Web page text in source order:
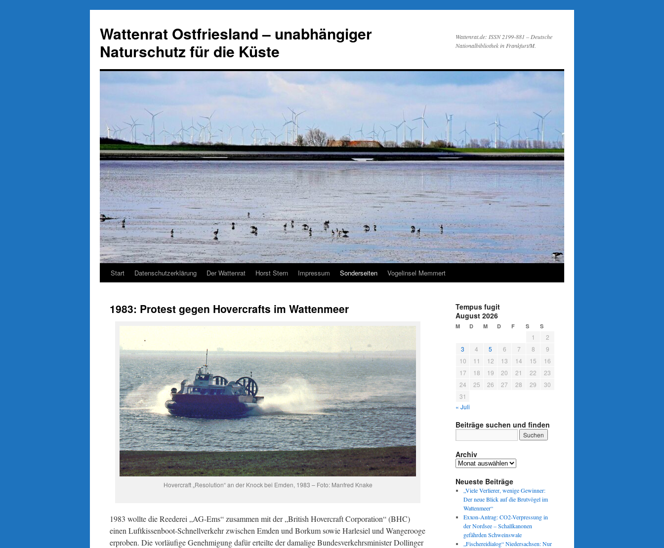
springen
Wattenrat Ostfriesland – unabhängiger
Naturschutz für die Küste
Wattenrat.de: ISSN 2199-881 – Deutsche
Nationalbibliothek in Frankfurt/M.
Start Datenschutzerklärung Der Wattenrat Horst Stern Impressum Sonderseiten Vogelinsel Memmert
1983: Protest gegen Hovercrafts im Wattenmeer
Hovercraft „Resolution“ an der Knock bei Emden, 1983 – Foto: Manfred Knake
1983 wollte die Reederei „AG-Ems“ zusammen mit der „British Hovercraft Corporation“ (BHC)
einen Luftkissenboot-Schnellverkehr zwischen Emden und Borkum sowie Harlesiel und Wangerooge
erproben. Die vorläufige Genehmigung dafür erteilte der damalige Bundesverkehrsminister Dollinger
Tempus fugit
August 2026
M D M D F S S
1
2
3
4 5 6 7 8
9
10
11 12 13 14 15
16
17
18 19 20 21 22
23
24
25 26 27 28 29
30
31
« Juli
Beiträge suchen und finden
Archiv
Archiv
Neueste Beiträge
„Viele Verlierer, wenige Gewinner:
Der neue Blick auf die Brutvögel im
Wattenmeer“
Exxon-Antrag: CO2-Verpressung in
der Nordsee – Schallkanonen
gefährden Schweinswale
„Fischereidialog“ Niedersachsen: Nur